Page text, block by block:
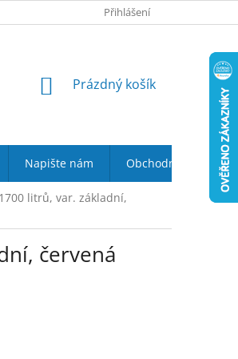
DOPRAVA A PLATBA
Přihlášení
NÁKUPNÍ
Prázdný košík
Napište nám Obchodní podmínky
litrů, var. základní,
červená